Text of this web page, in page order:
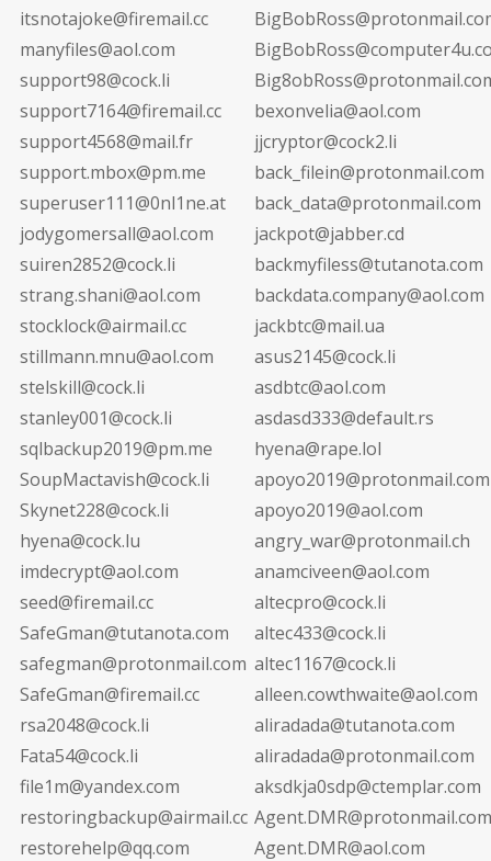
itsnotajoke@firemail.cc
manyfiles@aol.com
support98@cock.li
support7164@firemail.cc
bexonvelia@aol.com
support4568@mail.fr
jjcryptor@cock2.li
support.mbox@pm.me
back_filein@protonmail.com
superuser111@0nl1ne.at
back_data@protonmail.com
jodygomersall@aol.com
jackpot@jabber.cd
suiren2852@cock.li
backmyfiless@tutanota.com
strang.shani@aol.com
backdata.company@aol.com
stocklock@airmail.cc
jackbtc@mail.ua
stillmann.mnu@aol.com
asus2145@cock.li
stelskill@cock.li
asdbtc@aol.com
stanley001@cock.li
asdasd333@default.rs
sqlbackup2019@pm.me
hyena@rape.lol
SoupMactavish@cock.li
apoyo2019@protonmail.com
Skynet228@cock.li
apoyo2019@aol.com
hyena@cock.lu
angry_war@protonmail.ch
imdecrypt@aol.com
anamciveen@aol.com
seed@firemail.cc
altecpro@cock.li
SafeGman@tutanota.com
altec433@cock.li
safegman@protonmail.com altec1167@cock.li
SafeGman@firemail.cc
alleen.cowthwaite@aol.com
rsa2048@cock.li
aliradada@tutanota.com
Fata54@cock.li
aliradada@protonmail.com
file1m@yandex.com
aksdkja0sdp@ctemplar.com
restoringbackup@airmail.cc Agent.DMR@protonmail.com
restorehelp@qq.com
Agent.DMR@aol.com